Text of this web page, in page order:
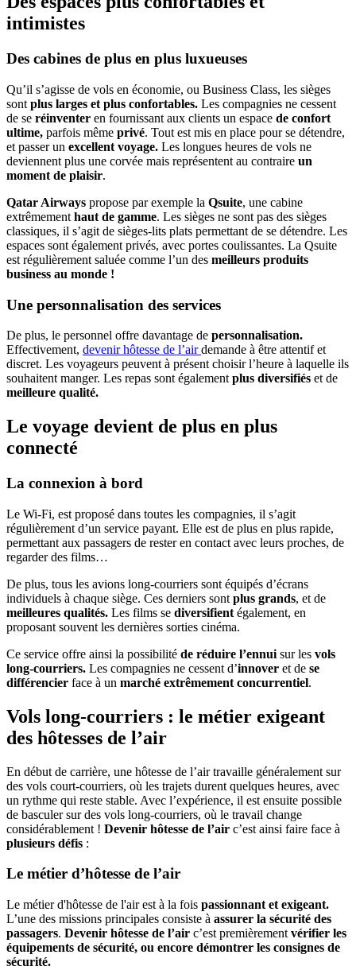
intimistes
Des cabines de plus en plus luxueuses
Qu’il s’agisse de vols en économie, ou Business Class, les sièges
sont plus larges et plus confortables. Les compagnies ne cessent
de se réinventer en fournissant aux clients un espace de confort
ultime, parfois même privé. Tout est mis en place pour se détendre,
et passer un excellent voyage. Les longues heures de vols ne
deviennent plus une corvée mais représentent au contraire un
moment de plaisir.
Qatar Airways propose par exemple la Qsuite, une cabine
extrêmement haut de gamme. Les sièges ne sont pas des sièges
classiques, il s’agit de sièges-lits plats permettant de se détendre. Les
espaces sont également privés, avec portes coulissantes. La Qsuite
est régulièrement saluée comme l’un des meilleurs produits
business au monde !
Une personnalisation des services
De plus, le personnel offre davantage de personnalisation.
Effectivement, devenir hôtesse de l’airdemande à être attentif et
discret. Les voyageurs peuvent à présent choisir l’heure à laquelle ils
souhaitent manger. Les repas sont égalementplus diversifiés et de
meilleure qualité.
Le voyage devient de plus en plus
connecté
La connexion à bord
Le Wi-Fi, est proposé dans toutes les compagnies, il s’agit
régulièrement d’un service payant. Elle est de plus en plus rapide,
permettant aux passagers de rester en contact avec leurs proches, de
regarder des films…
De plus, tous les avions long-courriers sont équipés d’écrans
individuels à chaque siège. Ces derniers sont plus grands, et de
meilleures qualités. Les films se diversifient également, en
proposant souvent les dernières sorties cinéma.
Ce service offre ainsi la possibilité de réduire l’ennui sur les vols
long-courriers. Les compagnies ne cessent d’innover et de se
différencier face à un marché extrêmement concurrentiel.
Vols long-courriers : le métier exigeant
des hôtesses de l’air
En début de carrière, une hôtesse de l’air travaille généralement sur
des vols court-courriers, où les trajets durent quelques heures, avec
un rythme qui reste stable. Avec l’expérience, il est ensuite possible
de basculer sur des vols long-courriers, où le travail change
considérablement ! Devenir hôtesse de l’air c’est ainsi faire face à
plusieurs défis :
Le métier d’hôtesse de l’air
Le métier d'hôtesse de l'air est à la fois passionnant et exigeant.
L’une des missions principales consiste à assurer la sécurité des
passagers. Devenir hôtesse de l’air c’est premièrement vérifier les
équipements de sécurité, ou encore démontrer les consignes de
sécurité.